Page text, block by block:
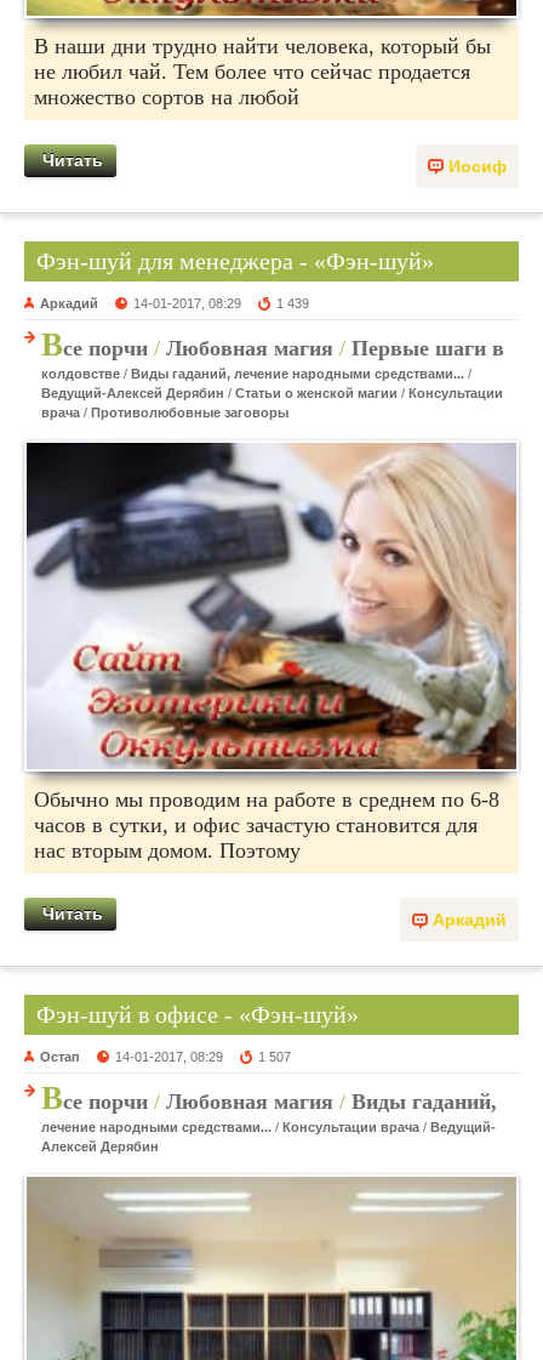
В наши дни трудно найти человека, который бы
не любил чай. Тем более что сейчас продается
множество сортов на любой
Иосиф
Читать
Фэн-шуй для менеджера - «Фэн-шуй»
Аркадий 14-01-2017, 08:29 1 439
Все порчи / Любовная магия / Первые шаги в
колдовстве / Виды гаданий, лечение народными средствами... /
Ведущий-Алексей Дерябин / Статьи о женской магии / Консультации
врача / Противолюбовные заговоры
Обычно мы проводим на работе в среднем по 6-8
часов в сутки, и офис зачастую становится для
нас вторым домом. Поэтому
Аркадий
Читать
Фэн-шуй в офисе - «Фэн-шуй»
Остап 14-01-2017, 08:29 1 507
Все порчи / Любовная магия / Виды гаданий,
лечение народными средствами... / Консультации врача / Ведущий-
Алексей Дерябин